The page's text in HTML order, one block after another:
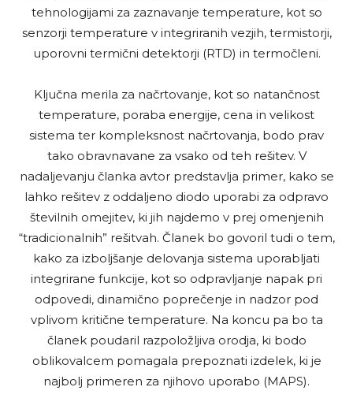
tehnologijami za zaznavanje temperature, kot so
senzorji temperature v integriranih vezjih, termistorji,
uporovni termični detektorji (RTD) in termočleni.
Ključna merila za načrtovanje, kot so natančnost
temperature, poraba energije, cena in velikost
sistema ter kompleksnost načrtovanja, bodo prav
tako obravnavane za vsako od teh rešitev. V
nadaljevanju članka avtor predstavlja primer, kako se
lahko rešitev z oddaljeno diodo uporabi za odpravo
številnih omejitev, ki jih najdemo v prej omenjenih
“tradicionalnih” rešitvah. Članek bo govoril tudi o tem,
kako za izboljšanje delovanja sistema uporabljati
integrirane funkcije, kot so odpravljanje napak pri
odpovedi, dinamično poprečenje in nadzor pod
vplivom kritične temperature. Na koncu pa bo ta
članek poudaril razpoložljiva orodja, ki bodo
oblikovalcem pomagala prepoznati izdelek, ki je
najbolj primeren za njihovo uporabo (MAPS).